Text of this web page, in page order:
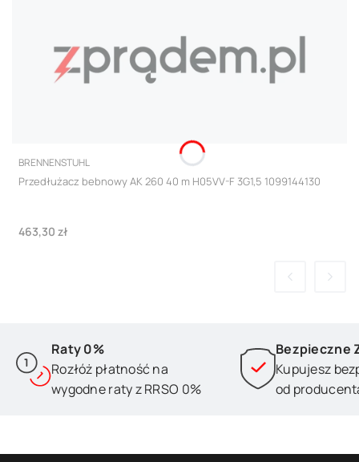
PRODUCENT
BRENNENSTUHL
Przedłużacz bebnowy AK 260 40 m H05VV-F 3G1,5 1099144130
Cena
463,30 zł
Raty 0%
Rozłóż płatność na
wygodne raty z RRSO 0%
Bezpieczne
Kupujesz
od